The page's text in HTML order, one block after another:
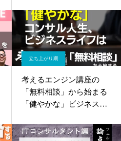
立ち上がり期
考えるエンジン講座の
「無料相談」から始まる
「健やかな」ビジネスラ